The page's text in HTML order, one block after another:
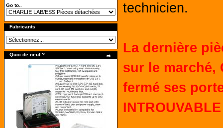
Go to..
Fabricants
Quoi de neuf ?
technicien.
La dernière
sur le marché,
fermé ses